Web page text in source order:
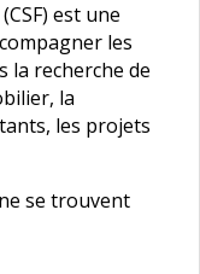
est une
les
la recherche de
la
les projets
se trouvent